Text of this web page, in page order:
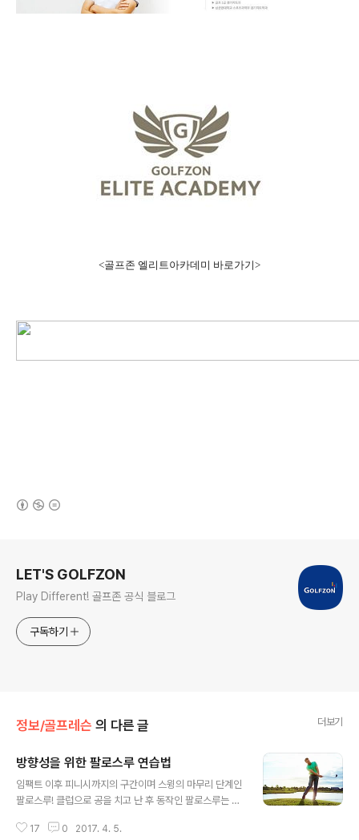
<골프존 엘리트아카데미 바로가기>
LET'S GOLFZON
Play Different! 골프존 공식 블로그
구독하기
정보/골프레슨 의 다른 글 더보기
방향성을 위한 팔로스루 연습법
임팩트 이후 피니시까지의 구간이며 스윙의 마무리 단계인
팔로스루! 클럽으로 공을 치고 난 후 동작인 팔로스루는 방
내는 동작" 이라고 할 수 있습니다. 팔로스루가 자연스럽게
17 0 2017. 4. 5.